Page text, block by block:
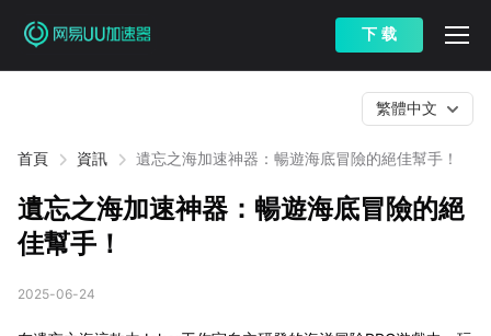
下 载
首頁 資訊 遺忘之海加速神器：暢遊海底冒險的絕佳幫手！
繁體中文
遺忘之海加速神器：暢遊海底冒險的絕
佳幫手！
2025-06-24